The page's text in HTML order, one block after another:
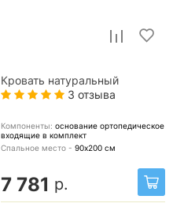
Кровать натуральный
3 отзыва
Компоненты: основание ортопедическое
входящие в комплект
Спальное место - 90х200 см
7 781 р.